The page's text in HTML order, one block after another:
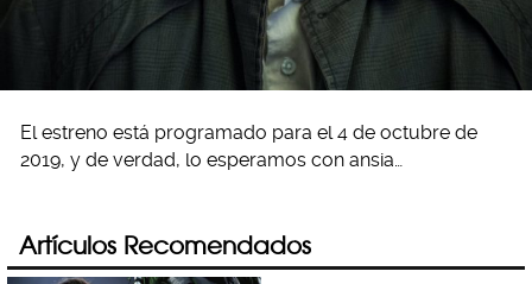
El estreno está programado para el 4 de octubre de
2019, y de verdad, lo esperamos con ansia…
Artículos Recomendados